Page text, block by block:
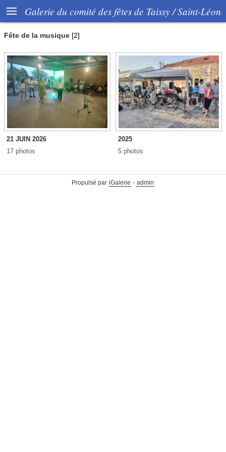
 Galerie du comité des fêtes de Taissy / Saint-
Fête de la musique [2]
21 JUIN 2026
17 photos
2025
5 photos
Propulsé par iGalerie - admin